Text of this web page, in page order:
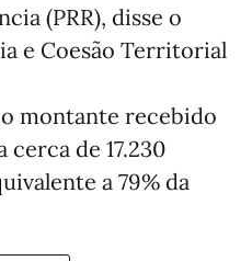
(PRR), disse o
e Coesão Territorial
montante recebido
de 17.230
a 79% da